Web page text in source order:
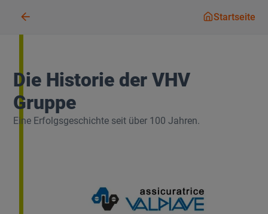
Startseite
Die Historie der VHV
Gruppe
Eine Erfolgsgeschichte seit über 100 Jahren.